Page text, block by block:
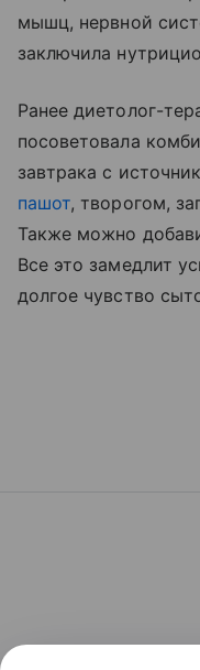
мышц, нервной
заключила
Ранее диетолог-
посоветовала
завтрака с
пашот, творогом,
Также можно
Все это замедлит
долгое чувство